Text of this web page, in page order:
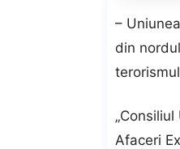
–
din
Afaceri